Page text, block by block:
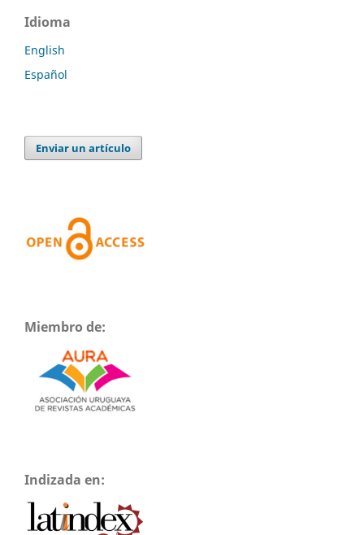
Idioma
English
Español
Enviar un artículo
Miembro de:
Indizada en: